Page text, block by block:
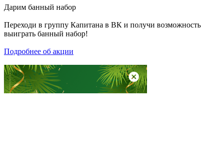
Дарим банный набор
Переходи в группу Капитана в ВК и получи возможность
выиграть банный набор!
Подробнее об акции